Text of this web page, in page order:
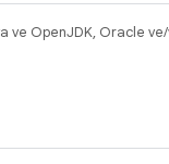
OpenJDK, Oracle ve/